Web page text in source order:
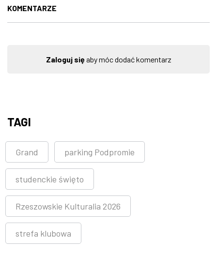
KOMENTARZE
Zaloguj sięaby móc dodać komentarz
TAGI
Grand parking Podpromie
studenckie święto
Rzeszowskie Kulturalia 2026
strefa klubowa